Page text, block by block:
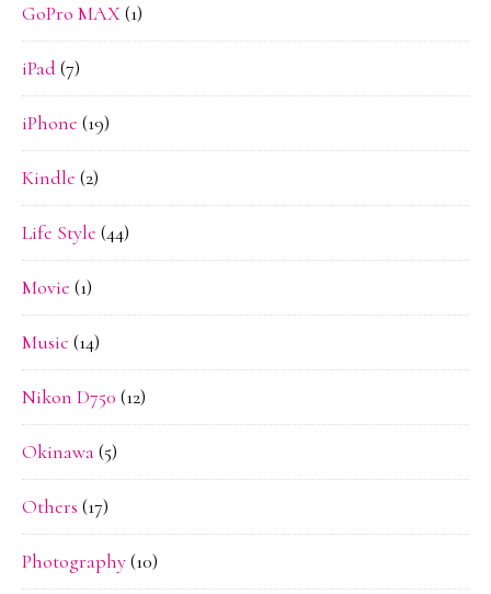
GoPro MAX(1)
iPad(7)
iPhone (19)
Kindle (2)
Life Style (44)
Movie (1)
Music (14)
Nikon D750 (12)
Okinawa(5)
Others (17)
Photography(10)